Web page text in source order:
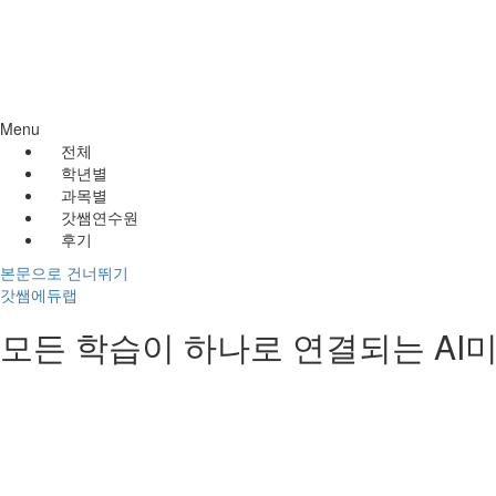
Menu
전체
학년별
과목별
갓쌤연수원
후기
본문으로 건너뛰기
갓쌤에듀랩
모든 학습이 하나로 연결되는 AI